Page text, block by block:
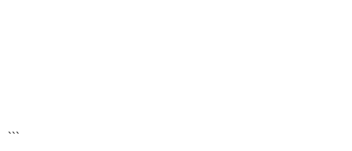
```